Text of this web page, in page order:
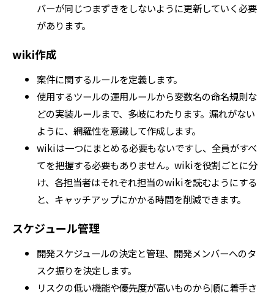
バーが同じつまずきをしないように更新していく必要
があります。
wiki作成
案件に関するルールを定義します。
使用するツールの運用ルールから変数名の命名規則な
どの実装ルールまで、多岐にわたります。漏れがない
ように、網羅性を意識して作成します。
wikiは一つにまとめる必要もないですし、全員がすべ
てを把握する必要もありません。wikiを役割ごとに分
け、各担当者はそれぞれ担当のwikiを読むようにする
と、キャッチアップにかかる時間を削減できます。
スケジュール管理
開発スケジュールの決定と管理、開発メンバーへのタ
スク振りを決定します。
リスクの低い機能や優先度が高いものから順に着手さ